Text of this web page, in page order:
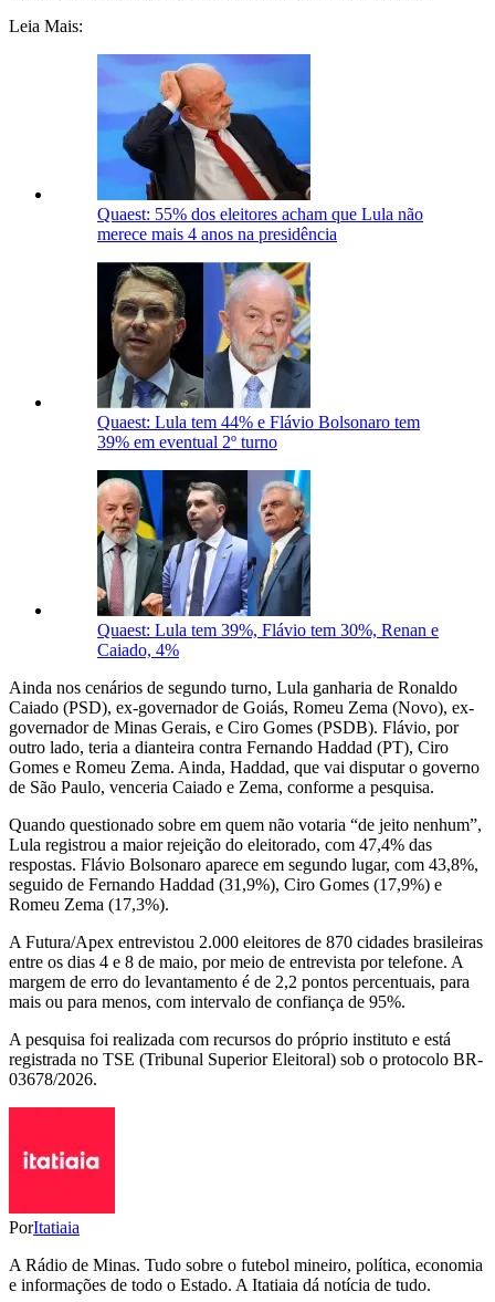
Leia Mais:
Quaest: 55% dos eleitores acham que Lula não
merece mais 4 anos na presidência
Quaest: Lula tem 44% e Flávio Bolsonaro tem
39% em eventual 2º turno
Quaest: Lula tem 39%, Flávio tem 30%, Renan e
Caiado, 4%
Ainda nos cenários de segundo turno, Lula ganharia de Ronaldo
Caiado (PSD), ex-governador de Goiás, Romeu Zema (Novo), ex-
governador de Minas Gerais, e Ciro Gomes (PSDB). Flávio, por
outro lado, teria a dianteira contra Fernando Haddad (PT), Ciro
Gomes e Romeu Zema. Ainda, Haddad, que vai disputar o governo
de São Paulo, venceria Caiado e Zema, conforme a pesquisa.
Quando questionado sobre em quem não votaria “de jeito nenhum”,
Lula registrou a maior rejeição do eleitorado, com 47,4% das
respostas. Flávio Bolsonaro aparece em segundo lugar, com 43,8%,
seguido de Fernando Haddad (31,9%), Ciro Gomes (17,9%) e
Romeu Zema (17,3%).
A Futura/Apex entrevistou 2.000 eleitores de 870 cidades brasileiras
entre os dias 4 e 8 de maio, por meio de entrevista por telefone. A
margem de erro do levantamento é de 2,2 pontos percentuais, para
mais ou para menos, com intervalo de confiança de 95%.
A pesquisa foi realizada com recursos do próprio instituto e está
registrada no TSE (Tribunal Superior Eleitoral) sob o protocolo BR-
03678/2026.
PorItatiaia
A Rádio de Minas. Tudo sobre o futebol mineiro, política, economia
e informações de todo o Estado. A Itatiaia dá notícia de tudo.